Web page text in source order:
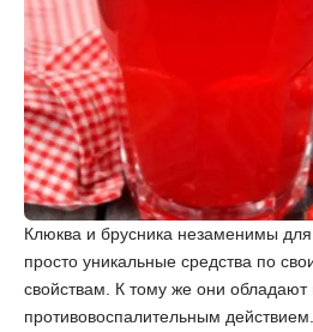
Клюква и брусника незаменимы
просто уникальные средства по
свойствам. К тому же они
противовоспалительным действием.